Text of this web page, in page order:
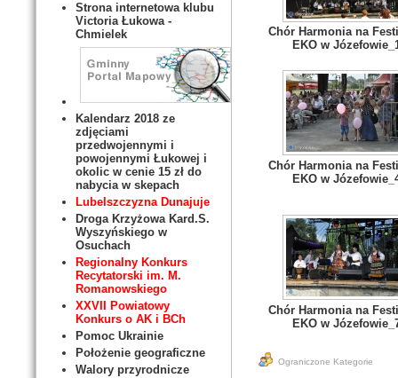
Strona internetowa klubu
Victoria Łukowa -
Chmielek
Kalendarz 2018 ze
zdjęciami
przedwojennymi i
powojennymi Łukowej i
okolic w cenie 15 zł do
nabycia w skepach
Lubelszczyzna Dunajuje
Droga Krzyżowa Kard.S.
Wyszyńskiego w
Osuchach
Regionalny Konkurs
Recytatorski im. M.
Romanowskiego
XXVII Powiatowy
Konkurs o AK i BCh
Pomoc Ukrainie
Położenie geograficzne
Walory przyrodnicze
Chór Harmonia na
EKO w
Chór Harmonia na
EKO w
Chór Harmonia na
EKO w
Ograniczone Kategorie